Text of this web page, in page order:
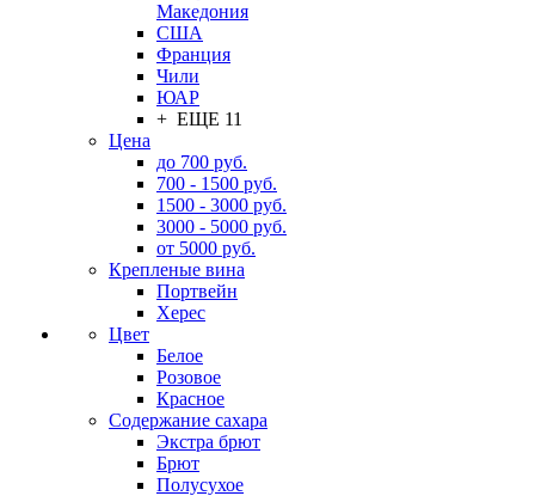
Македония
США
Франция
Чили
ЮАР
+ ЕЩЕ 11
Цена
до 700 руб.
700 - 1500 руб.
1500 - 3000 руб.
3000 - 5000 руб.
от 5000 руб.
Крепленые вина
Портвейн
Херес
Цвет
Белое
Розовое
Красное
Содержание сахара
Экстра брют
Брют
Полусухое